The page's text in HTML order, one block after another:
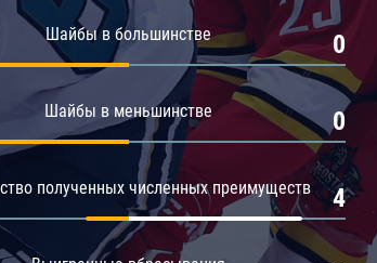
Амур
Салават Юлаев
Шайбы в большинстве 0
Шайбы в меньшинстве 0
полученных численных преимуществ 4